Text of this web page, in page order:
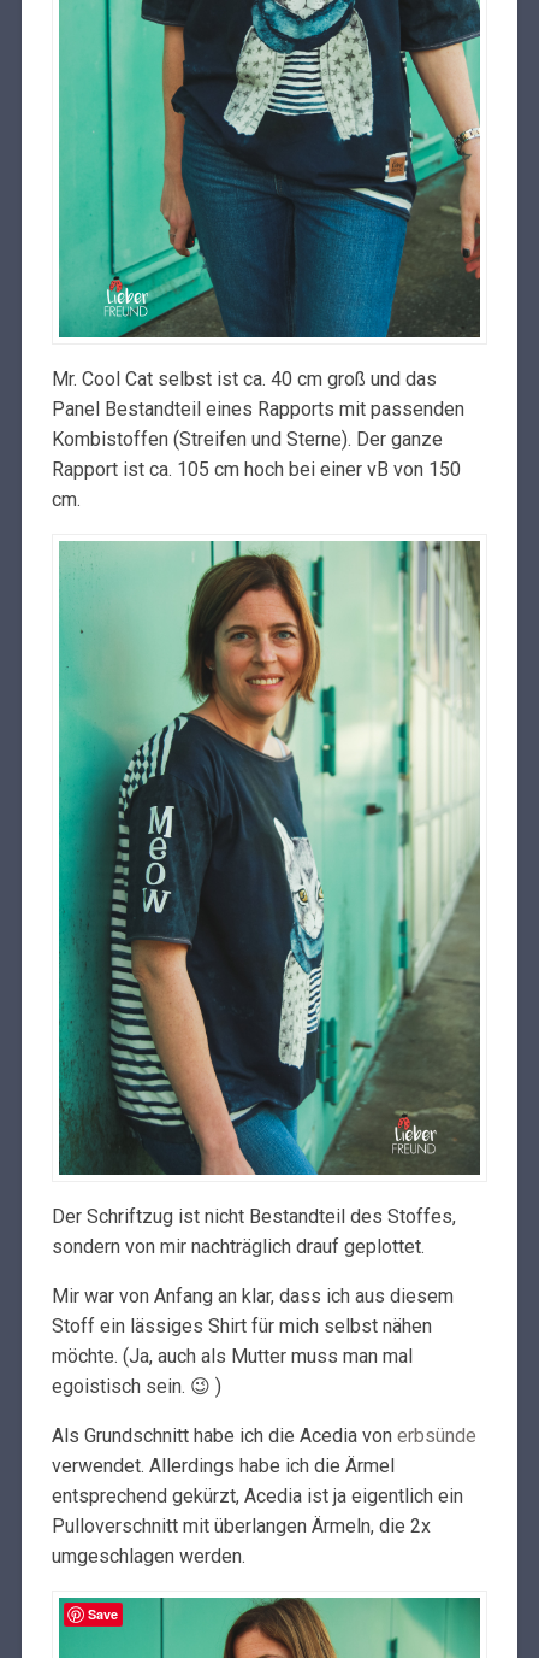
Mr. Cool Cat selbst ist ca. 40 cm groß und das
Panel Bestandteil eines Rapports mit passenden
Kombistoffen (Streifen und Sterne). Der ganze
Rapport ist ca. 105 cm hoch bei einer vB von 150
cm.
Der Schriftzug ist nicht Bestandteil des Stoffes,
sondern von mir nachträglich drauf geplottet.
Mir war von Anfang an klar, dass ich aus diesem
Stoff ein lässiges Shirt für mich selbst nähen
möchte. (Ja, auch als Mutter muss man mal
egoistisch sein. 😉 )
Als Grundschnitt habe ich die Acedia von erbsünde
verwendet. Allerdings habe ich die Ärmel
entsprechend gekürzt, Acedia ist ja eigentlich ein
Pulloverschnitt mit überlangen Ärmeln, die 2x
umgeschlagen werden.
Save